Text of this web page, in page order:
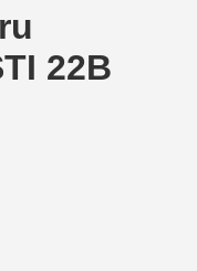
22B